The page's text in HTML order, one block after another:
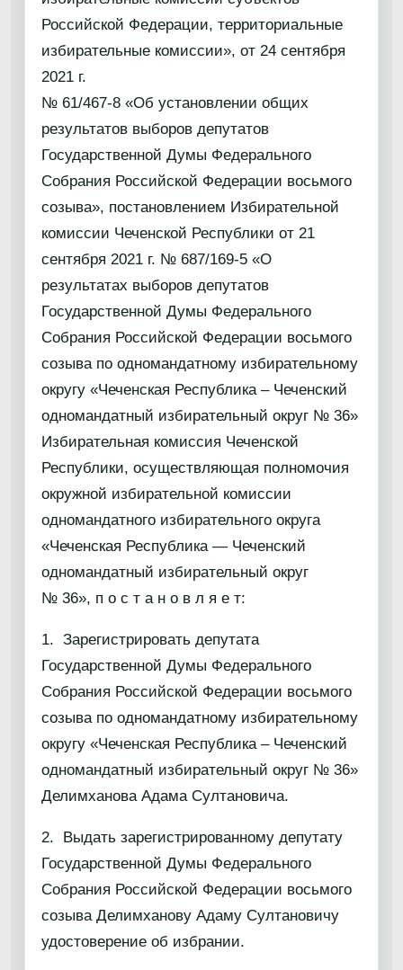
Российской Федерации, территориальные
избирательные комиссии», от 24 сентября
2021 г.
№ 61/467-8 «Об установлении общих
результатов выборов депутатов
Государственной Думы Федерального
Собрания Российской Федерации восьмого
созыва», постановлением Избирательной
комиссии Чеченской Республики от 21
сентября 2021 г. № 687/169-5 «О
результатах выборов депутатов
Государственной Думы Федерального
Собрания Российской Федерации восьмого
созыва по одномандатному избирательному
округу «Чеченская Республика – Чеченский
одномандатный избирательный округ № 36»
Избирательная комиссия Чеченской
Республики, осуществляющая полномочия
окружной избирательной комиссии
одномандатного избирательного округа
«Чеченская Республика — Чеченский
одномандатный избирательный округ
№ 36», п о с т а н о в л я е т:
1. Зарегистрировать депутата
Государственной Думы Федерального
Собрания Российской Федерации восьмого
созыва по одномандатному избирательному
округу «Чеченская Республика – Чеченский
одномандатный избирательный округ № 36»
Делимханова Адама Султановича.
2. Выдать зарегистрированному депутату
Государственной Думы Федерального
Собрания Российской Федерации восьмого
созыва Делимханову Адаму Султановичу
удостоверение об избрании.